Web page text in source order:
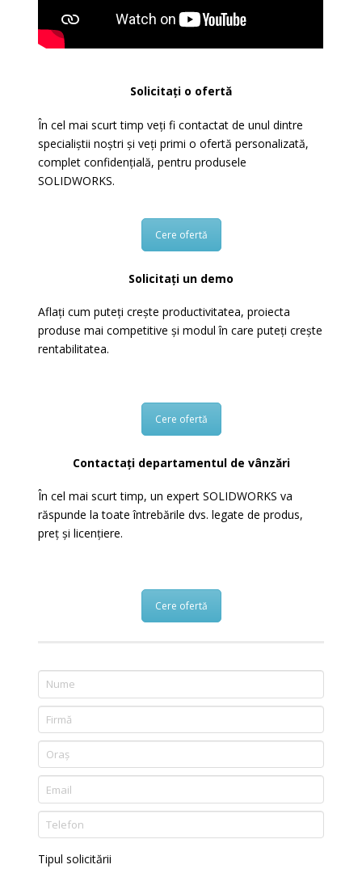
Solicitați o ofertă
În cel mai scurt timp veți fi contactat de unul dintre
specialiștii noștri și veți primi o ofertă personalizată,
complet confidențială, pentru produsele
SOLIDWORKS.
Cere ofertă
Solicitați un demo
Aflați cum puteți crește productivitatea, proiecta
produse mai competitive și modul în care puteți crește
rentabilitatea.
Cere ofertă
Contactați departamentul de vânzări
În cel mai scurt timp, un expert SOLIDWORKS va
răspunde la toate întrebările dvs. legate de produs,
preț și licențiere.
Cere ofertă
Tipul solicitării